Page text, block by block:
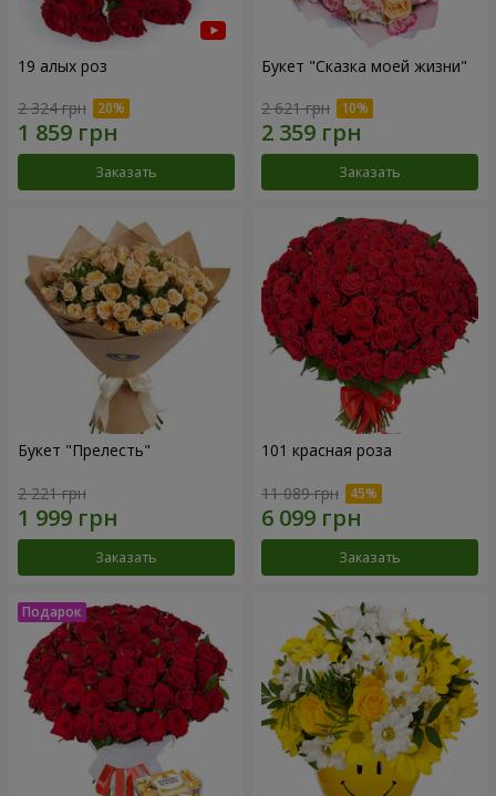
19 алых роз
2 324 грн
Заказать
Букет "Сказка моей жизни"
2 621 грн
Заказать
Букет "Прелесть"
2 221 грн
Заказать
101 красная роза
11 089 грн
Заказать